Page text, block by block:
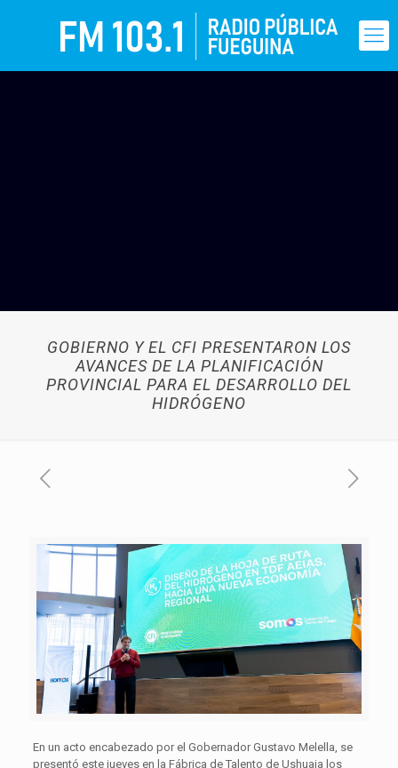
GOBIERNO Y EL CFI PRESENTARON LOS
AVANCES DE LA PLANIFICACIÓN
PROVINCIAL PARA EL DESARROLLO DEL
HIDRÓGENO
En un acto encabezado por el Gobernador Gustavo Melella, se
presentó este jueves en la Fábrica de Talento de Ushuaia los